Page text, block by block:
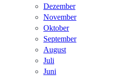
Dezember
November
Oktober
September
August
Juli
Juni